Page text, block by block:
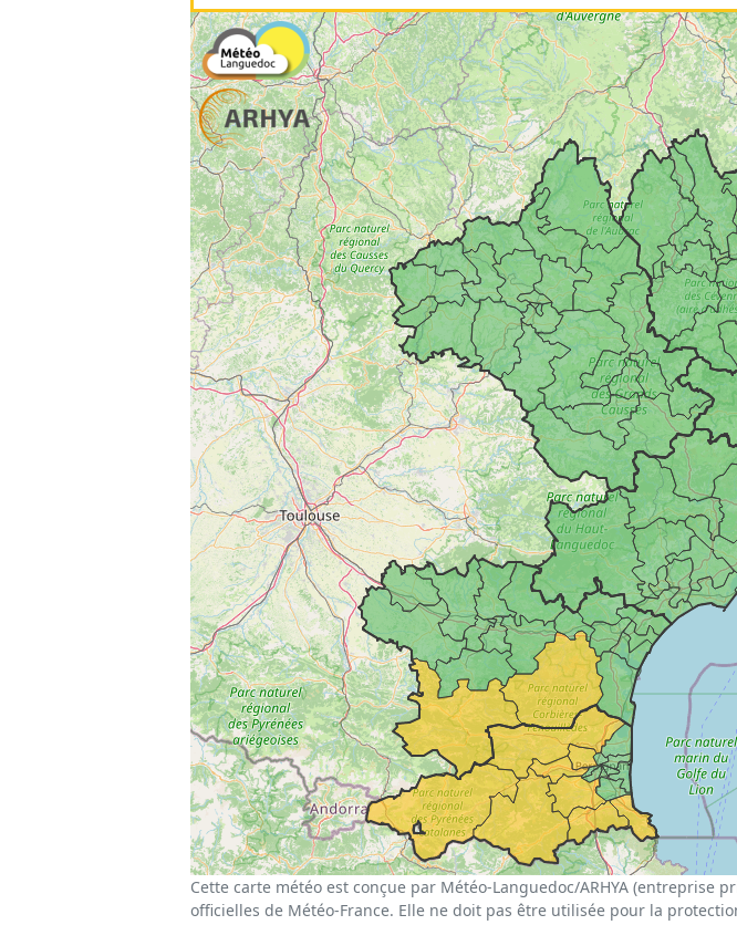
Cette carte météo est conçue par Météo-Languedoc/ARHYA (entreprise
officielles de Météo-France. Elle ne doit pas être utilisée pour la